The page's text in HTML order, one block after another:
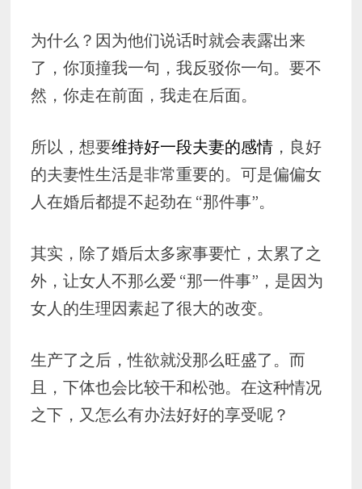
为什么？因为他们说话时就会表露出来
了，你顶撞我一句，我反驳你一句。要不
然，你走在前面，我走在后面。
所以，想要维持好一段夫妻的感情，良好
的夫妻性生活是非常重要的。可是偏偏女
人在婚后都提不起劲在 “那件事”。
其实，除了婚后太多家事要忙，太累了之
外，让女人不那么爱 “那一件事”，是因为
女人的生理因素起了很大的改变。
生产了之后，性欲就没那么旺盛了。而
且，下体也会比较干和松弛。在这种情况
之下，又怎么有办法好好的享受呢？